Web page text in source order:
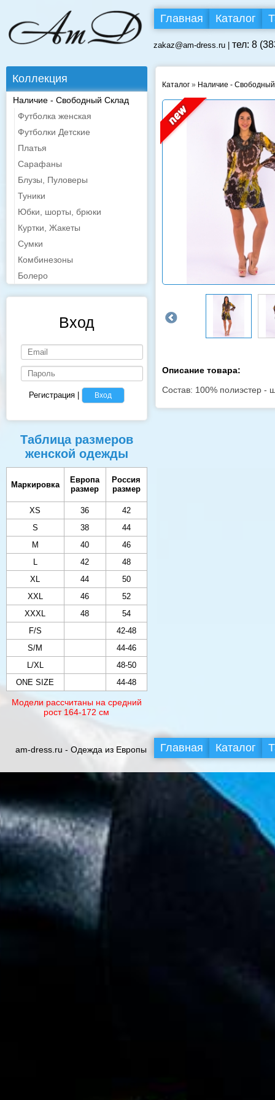
Главная Каталог
zakaz@am-dress.ru | тел: 8
Коллекция
Наличие - Свободный Склад
Футболка женская
Футболки Детские
Платья
Сарафаны
Блузы, Пуловеры
Туники
Юбки, шорты, брюки
Куртки, Жакеты
Сумки
Комбинезоны
Болеро
Вход
Регистрация Вход
Таблица размеров
женской одежды
Маркировка
Европа
размер
Россия
размер
XS 36
42
S
38
44
M
40
46
L
42
48
XL
44
50
XXL
46
52
XXXL
48
54
F/S
42-48
S/M
44-46
L/XL
48-50
ONE SIZE
44-48
Модели рассчитаны на средний
рост 164-172 см
Каталог » Наличие -
Описание товара:
Состав: 100% полиэстер -
am-dress.ru - Одежда из Европы Главная Каталог